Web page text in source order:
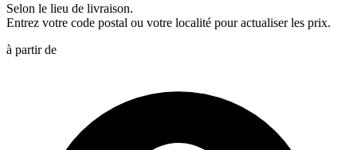
Selon le lieu de livraison.
Entrez votre code postal ou votre localité pour actualiser les prix.
à partir de